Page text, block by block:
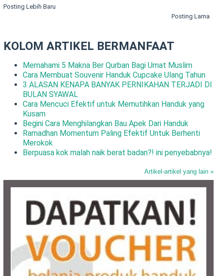
Posting Lebih Baru
Posting Lama
KOLOM ARTIKEL BERMANFAAT
Memahami 5 Makna Ber Qurban Bagi Umat Muslim
Cara Membuat Souvenir Handuk Cupcake Ulang Tahun
3 ALASAN KENAPA BANYAK PERNIKAHAN TERJADI DI
BULAN SYAWAL
Cara Mencuci Efektif untuk Memutihkan Handuk yang
Kusam
Begini Cara Menghilangkan Bau Apek Dari Handuk
Ramadhan Momentum Paling Efektif Untuk Berhenti
Merokok
Berpuasa kok malah naik berat badan?! ini penyebabnya!
Artikel-artikel yang lain »